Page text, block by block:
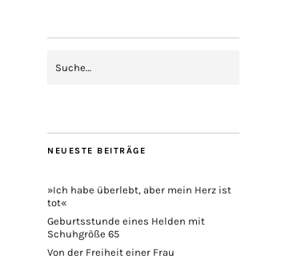
NEUESTE BEITRÄGE
»Ich habe überlebt, aber mein Herz ist
tot«
Geburtsstunde eines Helden mit
Schuhgröße 65
Von der Freiheit einer Frau